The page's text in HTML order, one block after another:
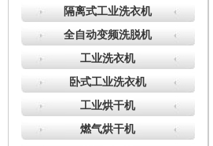
隔离式工业洗衣机
全自动变频洗脱机
工业洗衣机
卧式工业洗衣机
工业烘干机
燃气烘干机